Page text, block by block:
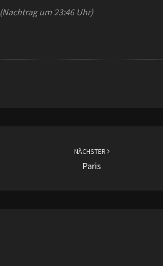
(Nachtrag um 23:46 Uhr)
NÄCHSTER
Paris